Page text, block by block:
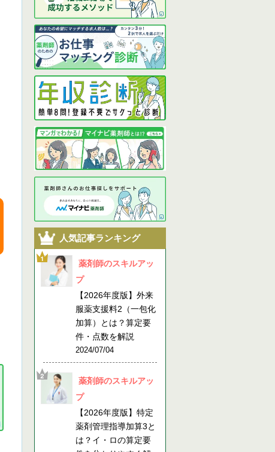
人気記事ランキング
薬剤師のスキルアッ
プ
【2026年度版】外来
服薬支援料2（一包化
加算）とは？算定要
件・点数を解説
2024/07/04
薬剤師のスキルアッ
プ
【2026年度版】特定
薬剤管理指導加算3と
は？イ・ロの算定要